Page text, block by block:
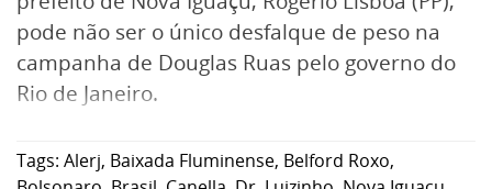
pode não ser o único desfalque de peso na
campanha de Douglas Ruas pelo governo do
Rio de Janeiro.
Tags: Alerj, Baixada Fluminense, Belford Roxo,